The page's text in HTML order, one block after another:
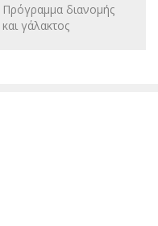
διανομής
γάλακτος